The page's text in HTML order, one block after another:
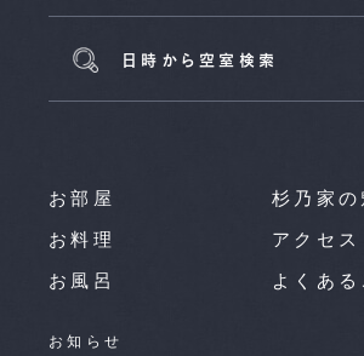
日時から空室検索
お部屋
お料理
お風呂
杉乃家の
アクセス
よくある
お知らせ